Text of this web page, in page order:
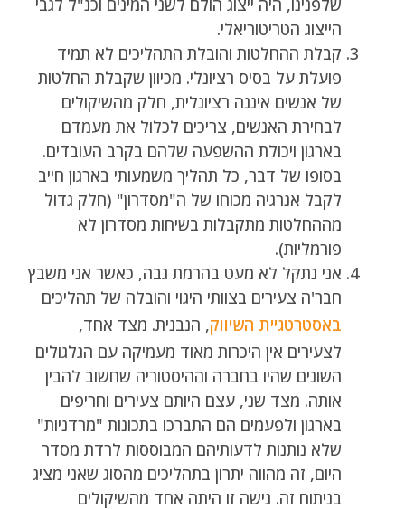
שלפנינו, היה ייצוג הולם לשני המינים וכנ"ל לגבי
הייצוג הטריטוריאלי.
קבלת ההחלטות והובלת התהליכים לא תמיד
פועלת על בסיס רציונלי. מכיוון שקבלת החלטות
של אנשים איננה רציונלית, חלק מהשיקולים
לבחירת האנשים, צריכים לכלול את מעמדם
בארגון ויכולת ההשפעה שלהם בקרב העובדים.
בסופו של דבר, כל תהליך משמעותי בארגון חייב
לקבל אנרגיה מכוחו של ה"מסדרון" (חלק גדול
מההחלטות מתקבלות בשיחות מסדרון לא
פורמליות).
אני נתקל לא מעט בהרמת גבה, כאשר אני משבץ
חבר'ה צעירים בצוותי היגוי והובלה של תהליכים
באסטרטגיית השיווק, הנבנית. מצד אחד,
לצעירים אין היכרות מאוד מעמיקה עם הגלגולים
השונים שהיו בחברה וההיסטוריה שחשוב להבין
אותה. מצד שני, עצם היותם צעירים וחריפים
בארגון ולפעמים הם התברכו בתכונות "מרדניות"
שלא נותנות לדעותיהם המבוססות לרדת מסדר
היום, זה מהווה יתרון בתהליכים מהסוג שאני מציג
בניתוח זה. גישה זו היתה אחד מהשיקולים